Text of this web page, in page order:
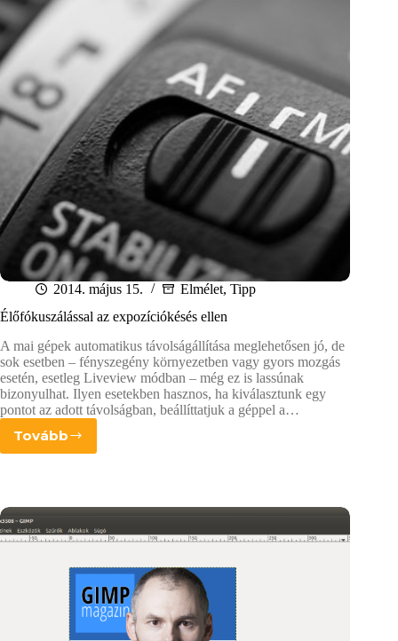
2014. május 15. Elmélet, Tipp
Élőfókuszálással az expozíciókésés ellen
A mai gépek automatikus távolságállítása meglehetősen jó, de
sok esetben – fényszegény környezetben vagy gyors mozgás
esetén, esetleg Liveview módban – még ez is lassúnak
bizonyulhat. Ilyen esetekben hasznos, ha kiválasztunk egy
pontot az adott távolságban, beállíttatjuk a géppel a…
TovábbÉlőfókuszálással